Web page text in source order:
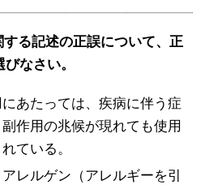
る記述の正誤について、正
なさい。
あたっては、疾病に伴う症
作用の兆候が現れても使用
ている。
レルゲン（アレルギーを引